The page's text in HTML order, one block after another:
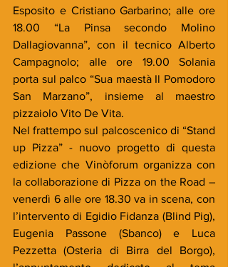
Esposito e Cristiano Garbarino; alle ore
18.00 “La Pinsa secondo Molino
Dallagiovanna”, con il tecnico Alberto
Campagnolo; alle ore 19.00 Solania
porta sul palco “Sua maestà Il Pomodoro
San Marzano”, insieme al maestro
pizzaiolo Vito De Vita.
Nel frattempo sul palcoscenico di “Stand
up Pizza” - nuovo progetto di questa
edizione che Vinòforum organizza con
la collaborazione di Pizza on the Road –
venerdì 6 alle ore 18.30 va in scena, con
l’intervento di Egidio Fidanza (Blind Pig),
Eugenia Passone (Sbanco) e Luca
Pezzetta (Osteria di Birra del Borgo),